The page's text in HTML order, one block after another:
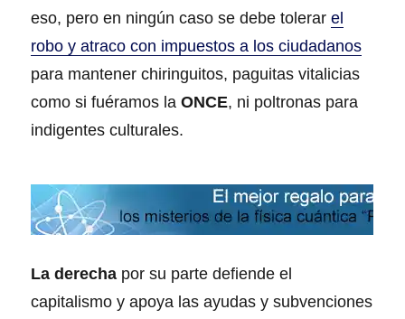
eso, pero en ningún caso se debe tolerarel
robo y atraco con impuestos a los ciudadanos
para mantener chiringuitos, paguitas vitalicias
como si fuéramos laONCE, ni poltronas para
indigentes culturales.
La derecha por su parte defiende el
capitalismo y apoya las ayudas y subvenciones